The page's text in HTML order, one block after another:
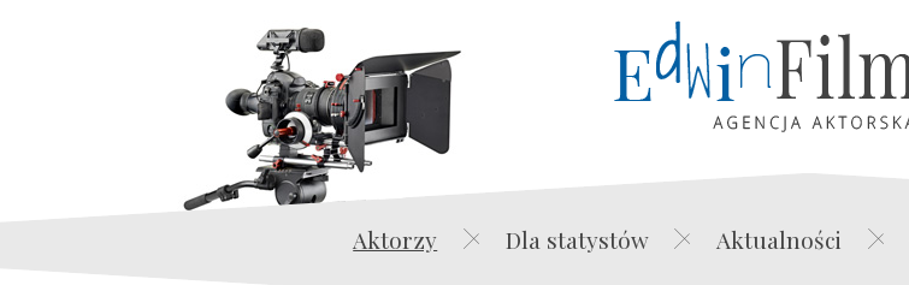
Aktorzy Dla statystów Aktualności